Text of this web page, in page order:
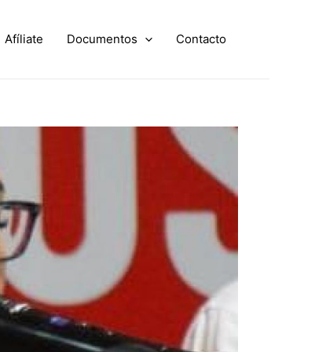
Afíliate Documentos Contacto